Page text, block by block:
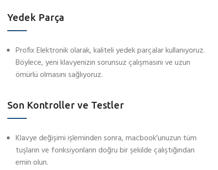
Yedek Parça
Profix Elektronik olarak, kaliteli yedek parçalar kullanıyoruz.
Böylece, yeni klavyenizin sorunsuz çalışmasını ve uzun
ömürlü olmasını sağlıyoruz.
Son Kontroller ve Testler
Klavye değişimi işleminden sonra, macbook’unuzun tüm
tuşlarınve fonksiyonların doğru bir şekilde çalıştığından
emin olun.